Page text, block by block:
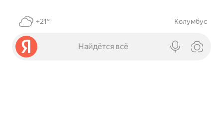
+21° Колумбус
Найдётся всё